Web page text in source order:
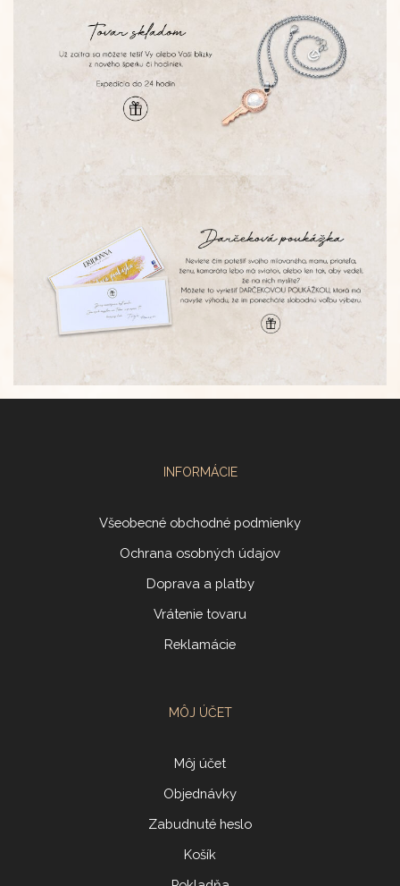
INFORMÁCIE
Všeobecné obchodné podmienky
Ochrana osobných údajov
Doprava a platby
Vrátenie tovaru
Reklamácie
MÔJ ÚČET
Môj účet
Objednávky
Zabudnuté heslo
Košík